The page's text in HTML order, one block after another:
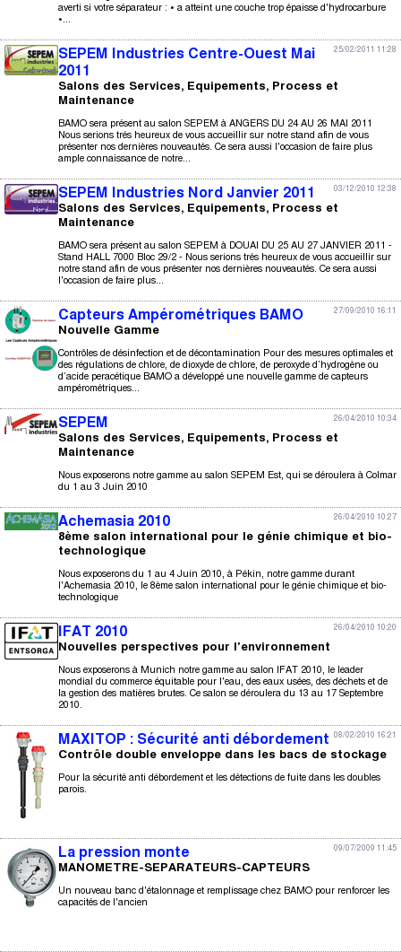
averti si votre séparateur : • a atteint une couche trop épaisse d'hydrocarbure
•...
25/02/2011 11:28
SEPEM Industries Centre-Ouest Mai
2011
Salons des Services, Equipements, Process et
Maintenance
BAMO sera présent au salon SEPEM à ANGERS DU 24 AU 26 MAI 2011
Nous serions trés heureux de vous accueillir sur notre stand afin de vous
présenter nos dernières nouveautés. Ce sera aussi l'occasion de faire plus
ample connaissance de notre...
03/12/2010 12:38
SEPEM Industries Nord Janvier 2011
Salons des Services, Equipements, Process et
Maintenance
BAMO sera présent au salon SEPEM à DOUAI DU 25 AU 27 JANVIER 2011 -
Stand HALL 7000 Bloc 29/2 - Nous serions trés heureux de vous accueillir sur
notre stand afin de vous présenter nos dernières nouveautés. Ce sera aussi
l'occasion de faire plus...
27/09/2010 16:11
Capteurs Ampérométriques BAMO
Nouvelle Gamme
Contrôles de désinfection et de décontamination Pour des mesures optimales et
des régulations de chlore, de dioxyde de chlore, de peroxyde d’hydrogène ou
d’acide peracétique BAMO a développé une nouvelle gamme de capteurs
ampérométriques...
26/04/2010 10:34
SEPEM
Salons des Services, Equipements, Process et
Maintenance
Nous exposerons notre gamme au salon SEPEM Est, qui se déroulera à Colmar
du 1 au 3 Juin 2010
26/04/2010 10:27
Achemasia 2010
8ème salon international pour le génie chimique et bio-
technologique
Nous exposerons du 1 au 4 Juin 2010, à Pékin, notre gamme durant
l'Achemasia 2010, le 8ème salon international pour le génie chimique et bio-
technologique
26/04/2010 10:20
IFAT 2010
Nouvelles perspectives pour l'environnement
Nous exposerons à Munich notre gamme au salon IFAT 2010, le leader
mondial du commerce équitable pour l'eau, des eaux usées, des déchets et de
la gestion des matières brutes. Ce salon se déroulera du 13 au 17 Septembre
2010.
08/02/2010 16:21
MAXITOP : Sécurité anti débordement
Contrôle double enveloppe dans les bacs de stockage
Pour la sécurité anti débordement et les détections de fuite dans les doubles
parois.
09/07/2009 11:45
La pression monte
MANOMETRE-SEPARATEURS-CAPTEURS
Un nouveau banc d'étalonnage et remplissage chez BAMO pour renforcer les
capacités de l'ancien